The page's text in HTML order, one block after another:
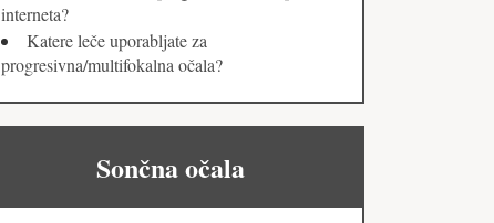
interneta?
Katere leče uporabljate za
progresivna/multifokalna očala?
Sončna očala